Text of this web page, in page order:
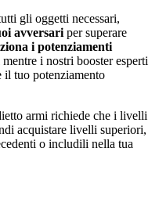
gli oggetti necessari,
avversariper superare
i potenziamenti
mentre i nostri booster esperti
il tuo potenziamento
armi richiede che i livelli
acquistare livelli superiori,
o includili nella tua